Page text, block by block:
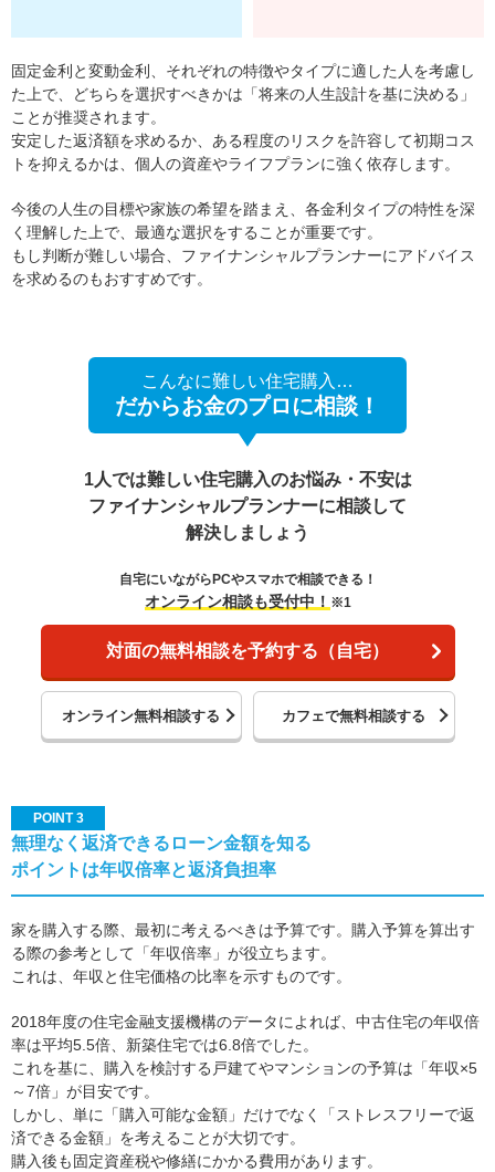
固定金利と変動金利、それぞれの特徴やタイプに適した人を考慮し
た上で、どちらを選択すべきかは「将来の人生設計を基に決める」
ことが推奨されます。
安定した返済額を求めるか、ある程度のリスクを許容して初期コス
トを抑えるかは、個人の資産やライフプランに強く依存します。
今後の人生の目標や家族の希望を踏まえ、各金利タイプの特性を深
く理解した上で、最適な選択をすることが重要です。
もし判断が難しい場合、ファイナンシャルプランナーにアドバイス
を求めるのもおすすめです。
こんなに難しい住宅購入…
だからお金のプロに相談！
1人では難しい住宅購入のお悩み・不安は
ファイナンシャルプランナーに相談して
解決しましょう
自宅にいながらPCやスマホで相談できる！
オンライン相談も受付中！ ※1
対面の無料相談を予約する（自宅）
オンライン無料相談する カフェで無料相談する
POINT 3
無理なく返済できるローン金額を知る
ポイントは年収倍率と返済負担率
家を購入する際、最初に考えるべきは予算です。購入予算を算出す
る際の参考として「年収倍率」が役立ちます。
これは、年収と住宅価格の比率を示すものです。
2018年度の住宅金融支援機構のデータによれば、中古住宅の年収倍
率は平均5.5倍、新築住宅では6.8倍でした。
これを基に、購入を検討する戸建てやマンションの予算は「年収×5
～7倍」が目安です。
しかし、単に「購入可能な金額」だけでなく「ストレスフリーで返
済できる金額」を考えることが大切です。
購入後も固定資産税や修繕にかかる費用があります。